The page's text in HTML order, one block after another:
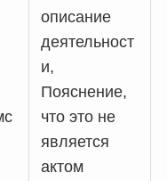
описание
деятельност
и,
Пояснение,
что это не
является
актом